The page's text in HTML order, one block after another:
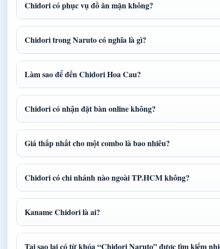
Chidori có phục vụ đồ ăn mặn không?
Chidori trong Naruto có nghĩa là gì?
Làm sao để đến Chidori Hoa Cau?
Chidori có nhận đặt bàn online không?
Giá thấp nhất cho một combo là bao nhiêu?
Chidori có chi nhánh nào ngoài TP.HCM không?
Kaname Chidori là ai?
Tại sao lại có từ khóa “Chidori Naruto” được tìm kiếm